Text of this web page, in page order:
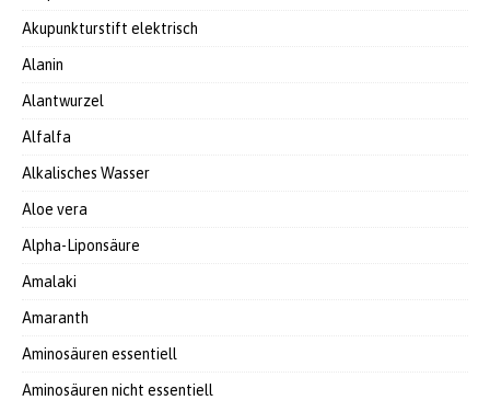
Akupunkturstift elektrisch
Alanin
Alantwurzel
Alfalfa
Alkalisches Wasser
Aloe vera
Alpha-Liponsäure
Amalaki
Amaranth
Aminosäuren essentiell
Aminosäuren nicht essentiell